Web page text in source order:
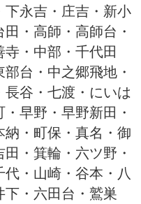
永吉・庄吉・新小
・高師・高師台・
・中部・千代田
台・中之郷飛地・
谷・七渡・にいは
早野・早野新田・
・町保・真名・御
・箕輪・六ツ野・
・山崎・谷本・八
・六田台・鷲巣